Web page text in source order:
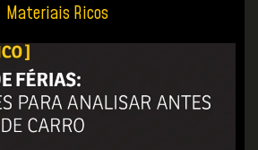
Materiais Ricos